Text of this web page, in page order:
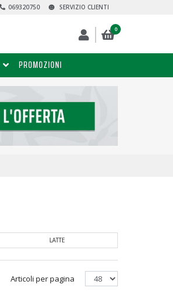
SERVIZIO CLIENTI
069320750
0
PROMOZIONI
LATTE
Articoli per pagina